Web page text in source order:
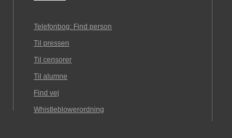
Telefonbog: Find person
Til pressen
Til censorer
Til alumne
Find vej
Whistleblowerordning